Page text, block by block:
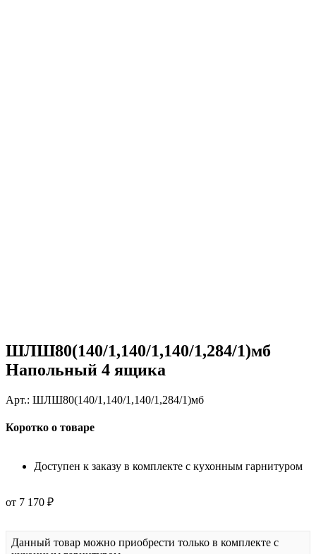
ШЛШ80(140/1,140/1,140/1,284/1)мб
Напольный 4 ящика
Арт.: ШЛШ80(140/1,140/1,140/1,284/1)мб
Коротко о товаре
Доступен к заказу в комплекте с кухонным гарнитуром
от 7 170 ₽
Данный товар можно приобрести только в комплекте с